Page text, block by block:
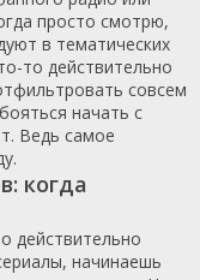
просто смотрю,
в тематических
то действительно
совсем
начать с
Ведь самое
когда
действительно
начинаешь